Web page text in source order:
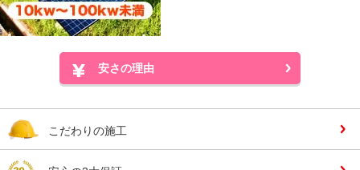
安さの理由
こだわりの施工